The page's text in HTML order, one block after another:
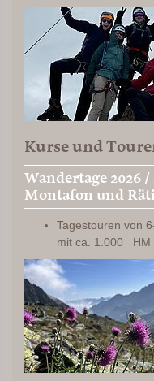
Kurse und
Wandertage 2026
Montafon und
Tagestouren von
mit ca. 1.000 HM